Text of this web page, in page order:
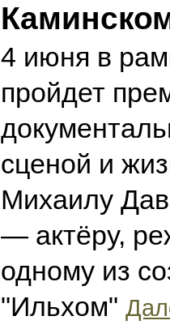
4 июня в
пройдет
сценой и
Михаилу
— актёру,
одному из
"Ильхом"